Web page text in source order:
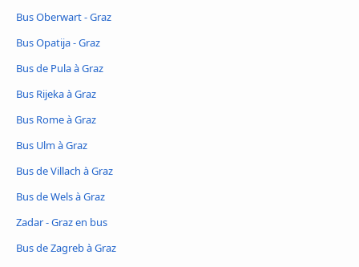
Bus Oberwart - Graz
Bus Opatija - Graz
Bus de Pula à Graz
Bus Rijeka à Graz
Bus Rome à Graz
Bus Ulm à Graz
Bus de Villach à Graz
Bus de Wels à Graz
Zadar - Graz en bus
Bus de Zagreb à Graz